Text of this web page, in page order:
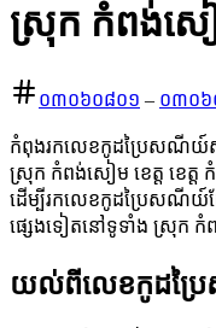
ស្រុក កំពង់ស
០៣០៦០៨០១ – ០៣០៦
កំពុងរកលេខកូដប្រៃសណីយ៍ស
ស្រុក កំពង់សៀម ខេត្ត ខេត្ត
ដើម្បីរកលេខកូដប្រៃសណីយ៍ដ
ផ្សេងទៀតនៅទូទាំង ស្រុក
យល់ពីលេខកូដប្រ